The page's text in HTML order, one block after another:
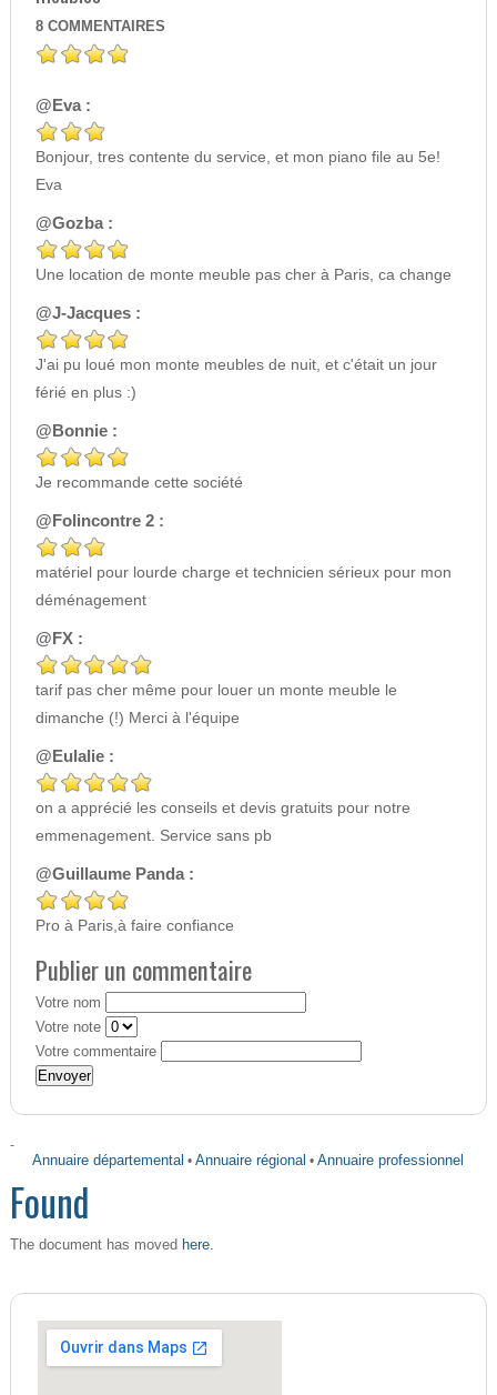
8 COMMENTAIRES
@Eva :
Bonjour, tres contente du service, et mon piano file au 5e!
Eva
@Gozba :
Une location de monte meuble pas cher à Paris, ca change
@J-Jacques :
J'ai pu loué mon monte meubles de nuit, et c'était un jour
férié en plus :)
@Bonnie :
Je recommande cette société
@Folincontre 2 :
matériel pour lourde charge et technicien sérieux pour mon
déménagement
@FX :
tarif pas cher même pour louer un monte meuble le
dimanche (!) Merci à l'équipe
@Eulalie :
on a apprécié les conseils et devis gratuits pour notre
emmenagement. Service sans pb
@Guillaume Panda :
Pro à Paris,à faire confiance
Publier un commentaire
Votre nom
Votre note
Votre commentaire
-
Annuaire départemental •Annuaire régional •Annuaire professionnel
Found
The document has moved here.